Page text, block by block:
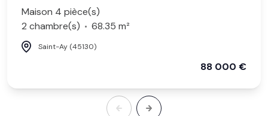
Maison 4 pièce(s)
2 chambre(s)
68.35 m²
Saint-Ay (45130)
88 000 €